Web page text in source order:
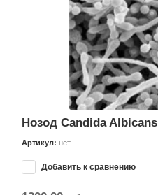
Нозод Candida Albicans
Артикул: нет
Добавить к сравнению